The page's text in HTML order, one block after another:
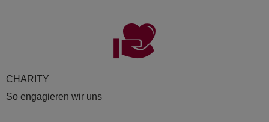
CHA­RI­TY
So engagieren wir uns